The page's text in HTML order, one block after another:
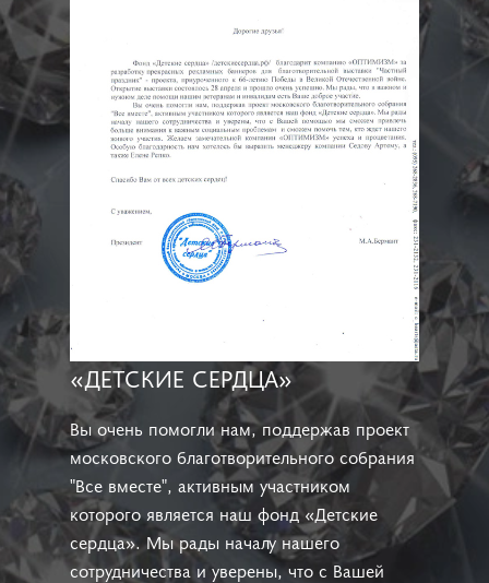
«ДЕТСКИЕ СЕРДЦА»
Вы очень помогли нам, поддержав проект
московского благотворительного собрания
"Все вместе", активным участником
которого является наш фонд «Детские
сердца». Мы рады началу нашего
сотрудничества и уверены, что с Вашей